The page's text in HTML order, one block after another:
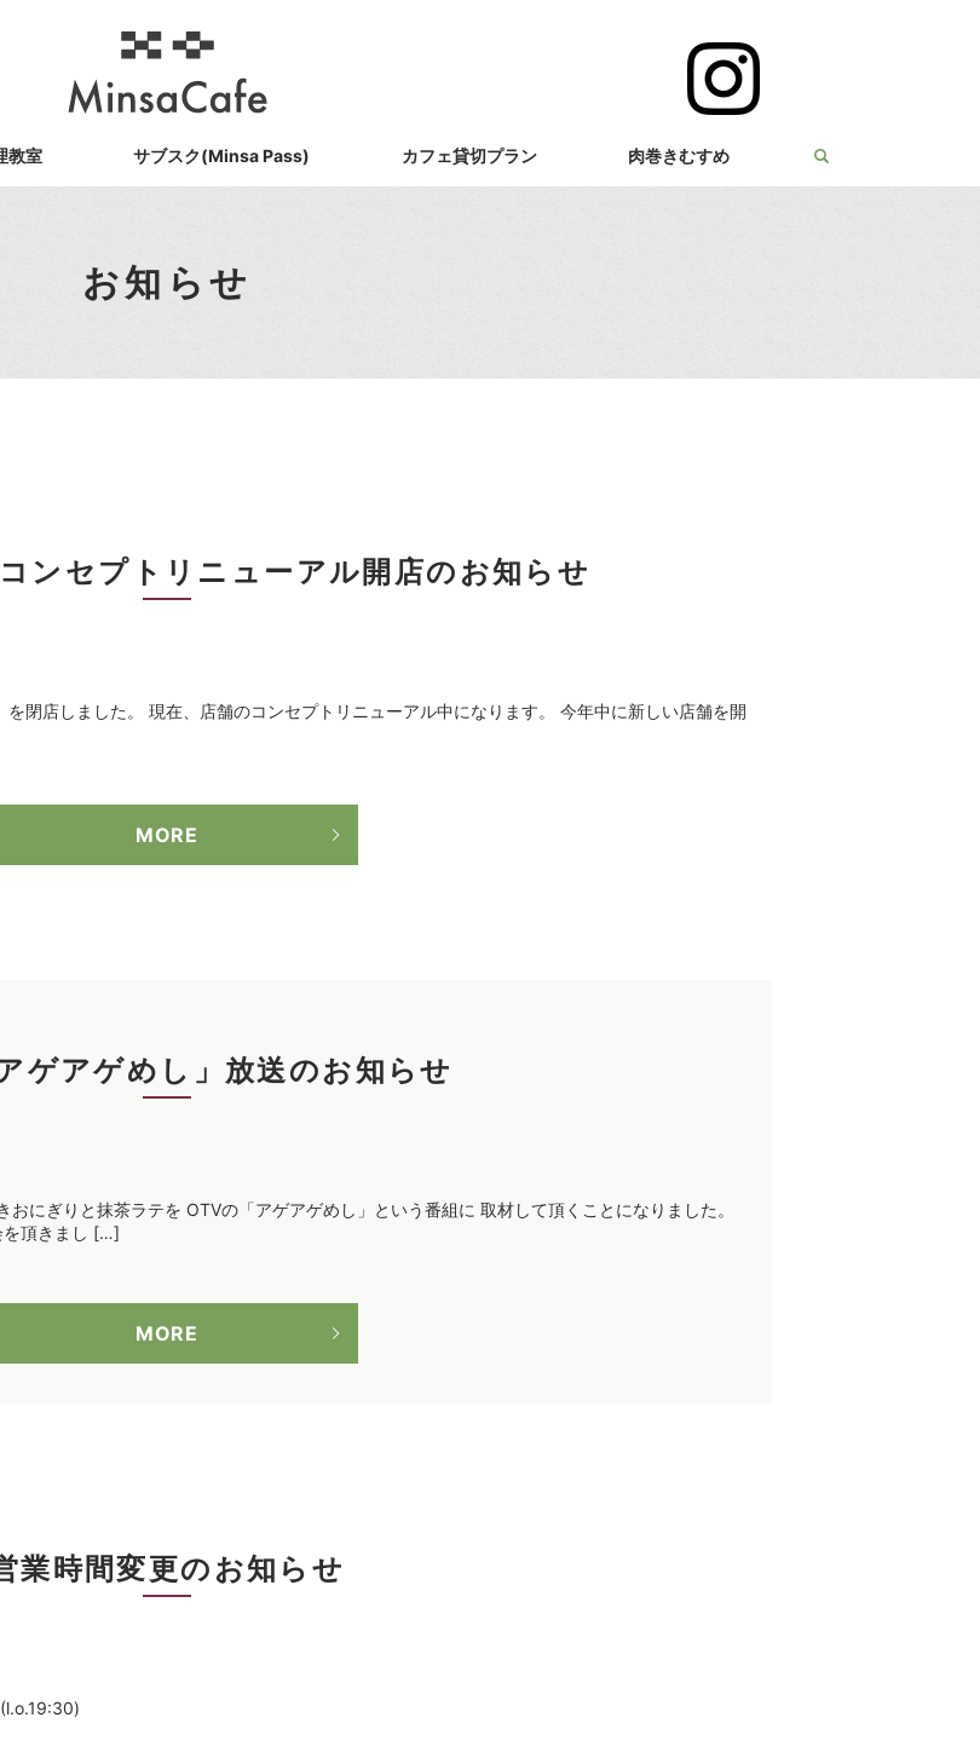
教室 サブスク(Minsa Pass) カフェ貸切プラン 肉巻きむすめ
お知らせ
コンセプトリニューアル開店のお知らせ
閉店しました。 現在、店舗のコンセプトリニューアル中になります。 今年中に新しい店舗を開
MORE
ゲアゲめし」放送のお知らせ
にぎりと抹茶ラテを OTVの「アゲアゲめし」という番組に 取材して頂くことになりました。
を頂きまし […]
MORE
業時間変更のお知らせ